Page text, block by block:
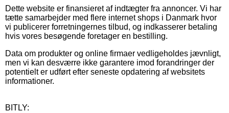
Dette website er finansieret af indtægter fra annoncer. Vi har
tætte samarbejder med flere internet shops i Danmark hvor
vi publicerer forretningernes tilbud, og indkasserer betaling
hvis vores besøgende foretager en bestilling.
Data om produkter og online firmaer vedligeholdes jævnligt,
men vi kan desværre ikke garantere imod forandringer der
potentielt er udført efter seneste opdatering af websitets
informationer.
BITLY: